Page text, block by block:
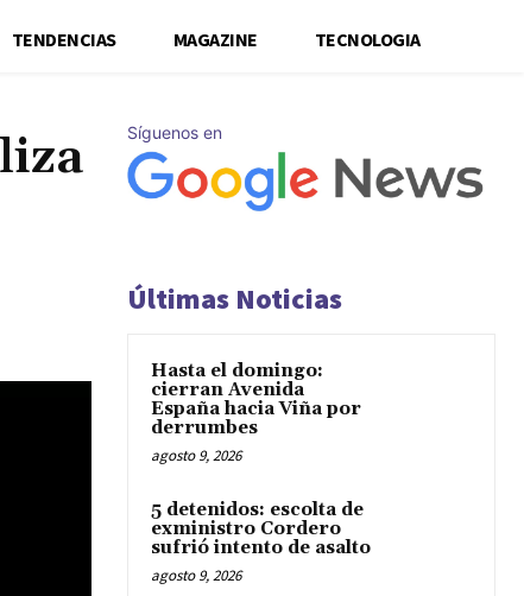
TENDENCIAS MAGAZINE TECNOLOGIA
Síguenos en
Últimas Noticias
Hasta el domingo:
cierran Avenida
España hacia Viña por
derrumbes
agosto 9, 2026
5 detenidos: escolta de
exministro Cordero
sufrió intento de asalto
agosto 9, 2026